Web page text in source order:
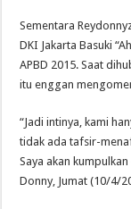
Sementara
DKI Jakarta Basuki
APBD 2015. Saat
itu enggan
“Jadi intinya, kami
tidak ada tafsir-
Saya akan
Donny, Jumat (10/4/